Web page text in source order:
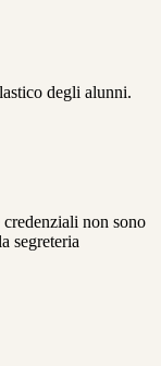
degli alunni.
credenziali non sono
segreteria